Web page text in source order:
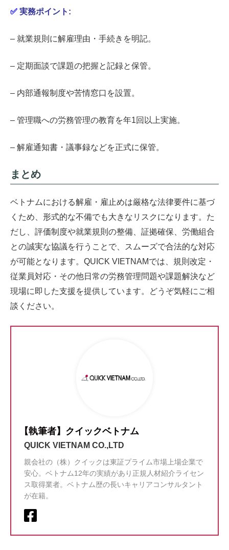
✅ 実務ポイント:
– 就業規則に解雇理由・手続きを明記。
– 定期面談で課題の把握と記録と保管。
– 内部通報制度や苦情窓口を設置。
– 管理職への労務管理の教育を年1回以上実施。
– 解雇通知書・議事録などを正式に保管。
まとめ
ベトナムにおける解雇・雇止めは厳格な法律要件に基づ
くため、形式的な不備でも大きなリスクになります。た
だし、評価制度や就業規則の整備、証拠確保、労働組合
との誠実な協議を行うことで、スムーズで合法的な対応
が可能となります。QUICK VIETNAMでは、規則改定・
従業員対応・その他日常の労務管理問題や課題解決など
現場に即した支援を提供しています。どうぞ気軽にご相
談ください。
【執筆者】クイックベトナム
QUICK VIETNAM CO.,LTD
親会社の（株）クイックは東証プライム市場上場企業で
安心。ベトナム12年の実績があり正規人材紹介ライセン
ス取得業者。ベトナム歴の長いキャリアコンサルタント
が在籍。